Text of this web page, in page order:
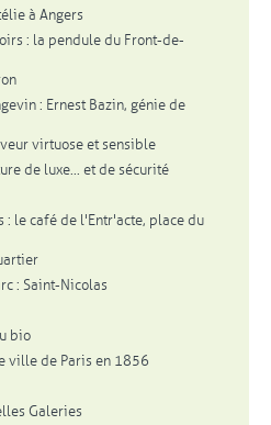
à Angers
: la pendule du Front-de-
: Ernest Bazin, génie de
virtuose et sensible
de luxe... et de sécurité
: le café de l'Entr'acte, place du
: Saint-Nicolas
bio
ville de Paris en 1856
Galeries